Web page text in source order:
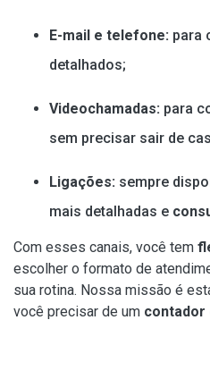
E-mail e telefone: para
detalhados;
Videochamadas: para
sem precisar sair de
Ligações: sempre
mais detalhadas e
Com esses canais, você tem
escolher o formato de
sua rotina. Nossa missão é
você precisar de um contador